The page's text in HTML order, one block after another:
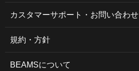
カスタマーサポート・お問い合わせ
規約・方針
BEAMSについて